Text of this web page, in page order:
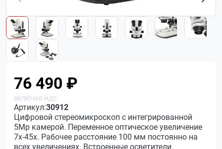
76 490 ₽
Артикул:30912
Цифровой стереомикроскоп с интегрированной
5Мр камерой. Переменное оптическое увеличение
7х-45х. Рабочее расстояние 100 мм постоянно на
всех увеличениях. Встроенные осветители